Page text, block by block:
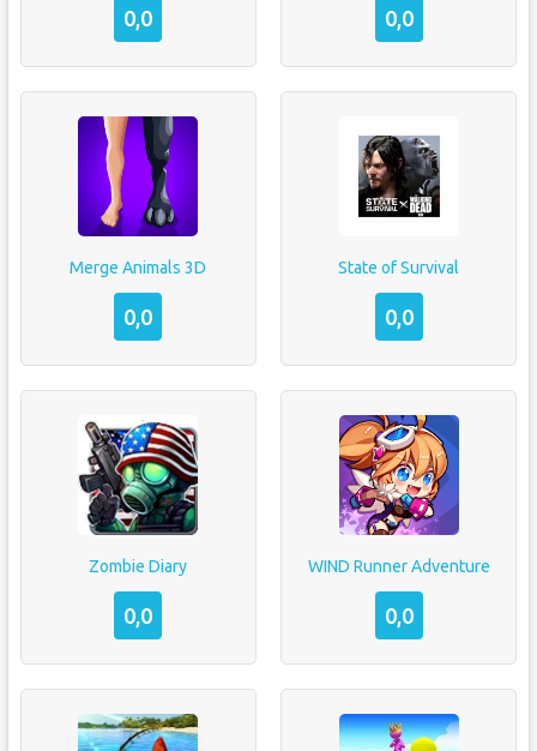
0,0 0,0
Merge Animals 3D
0,0
State of Survival
0,0
Zombie Diary
0,0
WIND Runner Adventure
0,0